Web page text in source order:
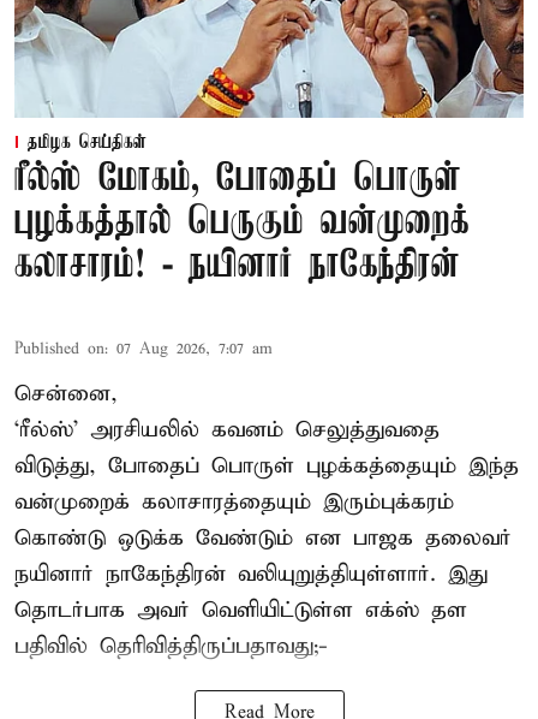
தமிழக செய்திகள்
ரீல்ஸ் மோகம், போதைப் பொருள்
புழக்கத்தால் பெருகும் வன்முறைக்
கலாசாரம்! - நயினார் நாகேந்திரன்
Published on: 07 Aug 2026, 7:07 am
சென்னை,
‘ரீல்ஸ்’ அரசியலில் கவனம் செலுத்துவதை
விடுத்து, போதைப் பொருள் புழக்கத்தையும் இந்த
வன்முறைக் கலாசாரத்தையும் இரும்புக்கரம்
கொண்டு ஒடுக்க வேண்டும் என பாஜக தலைவர்
நயினார் நாகேந்திரன் வலியுறுத்தியுள்ளார். இது
தொடர்பாக அவர் வெளியிட்டுள்ள எக்ஸ் தள
பதிவில் தெரிவித்திருப்பதாவது;-
Read More